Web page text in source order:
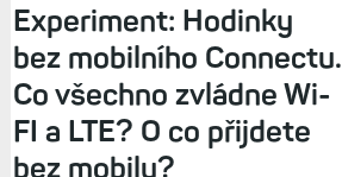
Experiment: Hodinky
bez mobilního Connectu.
Co všechno zvládne Wi-
FI a LTE? O co přijdete
bez mobilu?